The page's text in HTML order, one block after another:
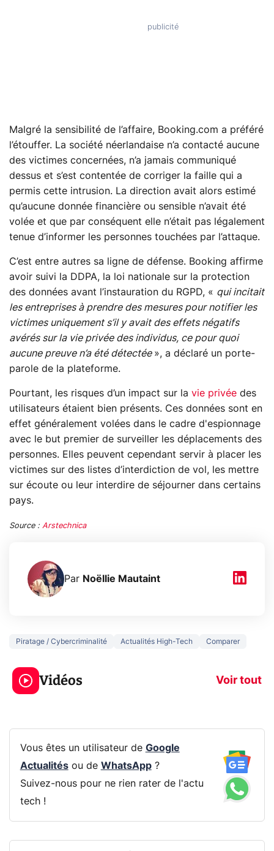
Malgré la sensibilité de l’affaire, Booking.com a préféré
l’étouffer. La société néerlandaise n’a contacté aucune
des victimes concernées, n’a jamais communiqué
dessus et s’est contentée de corriger la faille qui a
permis cette intrusion. La direction avait alors estimé
qu’aucune donnée financière ou sensible n’avait été
volée et que par conséquent elle n’était pas légalement
tenue d’informer les personnes touchées par l’attaque.
C’est entre autres sa ligne de défense. Booking affirme
avoir suivi la DDPA, la loi nationale sur la protection
des données avant l’instauration du RGPD, « qui incitait
les entreprises à prendre des mesures pour notifier les
victimes uniquement s’il y avait des effets négatifs
avérés sur la vie privée des individus, ce pour quoi
aucune preuve n’a été détectée », a déclaré un porte-
parole de la plateforme.
Pourtant, les risques d’un impact sur la vie privée des
utilisateurs étaient bien présents. Ces données sont en
effet généralement volées dans le cadre d'espionnage
avec le but premier de surveiller les déplacements des
personnes. Elles peuvent cependant servir à placer les
victimes sur des listes d’interdiction de vol, les mettre
sur écoute ou leur interdire de séjourner dans certains
pays.
Source : Arstechnica
Par Noëllie Mautaint
Piratage / Cybercriminalité Actualités High-Tech Comparer
Vidéos Voir tout
3 écrans en 1 pour
319€ ? Voici L'AOC
CQ32G4ZA !
5
prochaine
Vous êtes un utilisateur de Google
Actualitésou de WhatsApp?
Suivez-nous pour ne rien rater de l'actu
tech !